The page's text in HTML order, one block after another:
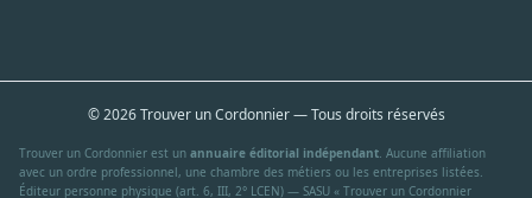
© 2026 Trouver un Cordonnier — Tous droits réservés
Trouver un Cordonnier est un annuaire éditorial indépendant . Aucune affiliation
avec un ordre professionnel, une chambre des métiers ou les entreprises listées.
Éditeur personne physique (art. 6, III, 2° LCEN) — SASU « Trouver un Cordonnier